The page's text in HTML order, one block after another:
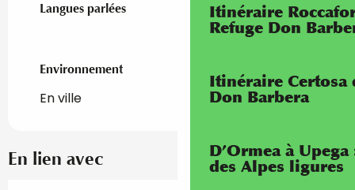
Itinéraire
Refuge Don
Itinéraire Certosa
Don Barbera
D’Ormea à
des Alpes ligures
Langues parlées
Langues parlées
Environnement
Environnement
En ville
En lien avec